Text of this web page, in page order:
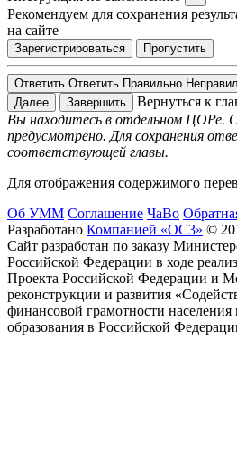
Рекомендуем для сохранения
на сайте
Зарегистрироваться Пропустить
Ответить Ответить Правильно
Далее
Завершить Вернуться к
Вы находитесь в отдельном ЦОРе.
предусмотрено. Для сохранения
соответствующей главы.
Для отображения содержимого
Об УММ Соглашение ЧаВо
Разработано Компанией «ОС3» ©
Сайт разработан по заказу
Российской Федерации в ходе
Проекта Российской Федерации и
реконструкции и развития
финансовой грамотности
образования в Российской